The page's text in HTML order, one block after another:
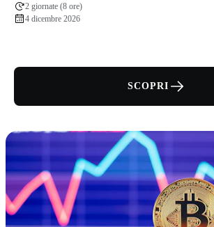
2 giornate (8 ore)
4 dicembre 2026
SCOPRI